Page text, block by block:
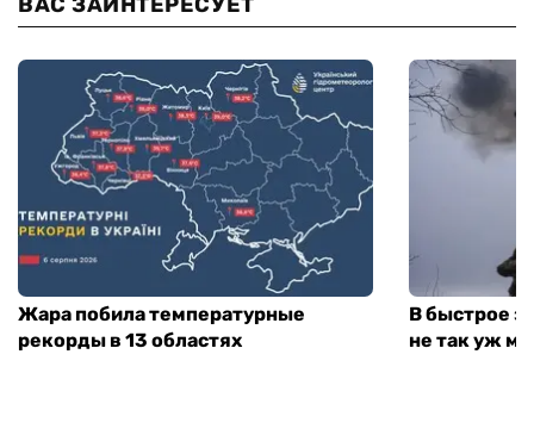
Жара побила температурные
рекорды в 13 областях
В быстрое
не так уж